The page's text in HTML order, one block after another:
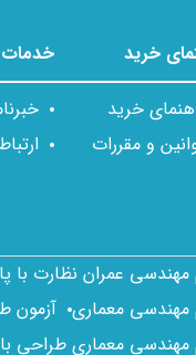
خرید
خرید
و مقررات
خدمات
مهندسی عمران نظارت
مهندسی معماری آزمون
مهندسی معماری طراحی